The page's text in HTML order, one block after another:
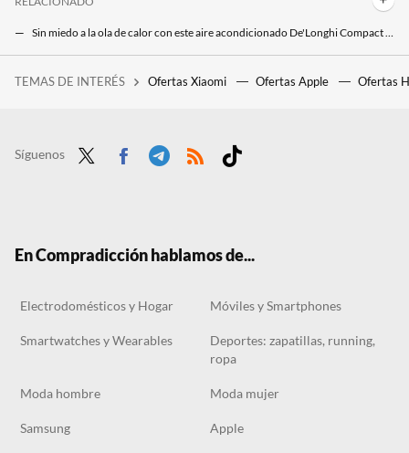
Sin miedo a la ola de calor con este aire acondicionado De'Longhi Compact rebajado a precio de outlet
La quiniela de los Globos de Oro 2025. Quiénes serán los ganadores en los premios de cine y televisión
TEMAS DE INTERÉS Ofertas Xiaomi Ofertas Apple Ofertas
Síguenos
En Compradicción hablamos de...
Electrodomésticos y Hogar Móviles y Smartphones
Smartwatches y Wearables
Deportes: zapatillas, running,
ropa
Moda hombre Moda mujer
Samsung Apple